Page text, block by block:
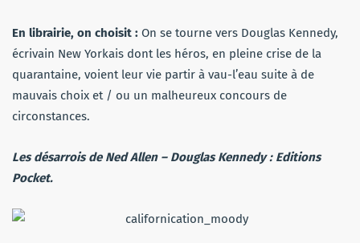
En librairie, on choisit : On se tourne vers Douglas Kennedy,
écrivain New Yorkais dont les héros, en pleine crise de la
quarantaine, voient leur vie partir à vau-l’eau suite à de
mauvais choix et / ou un malheureux concours de
circonstances.
Les désarrois de Ned Allen– Douglas Kennedy : Editions
Pocket.